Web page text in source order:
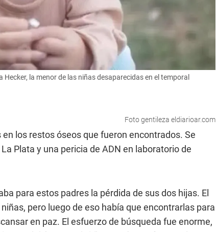
la menor de las niñas desaparecidas en el temporal
Foto gentileza eldiarioar.com
los restos óseos que fueron encontrados. Se
Plata y una pericia de ADN en laboratorio de
para estos padres la pérdida de sus dos hijas. El
pero luego de eso había que encontrarlas para
en paz. El esfuerzo de búsqueda fue enorme,